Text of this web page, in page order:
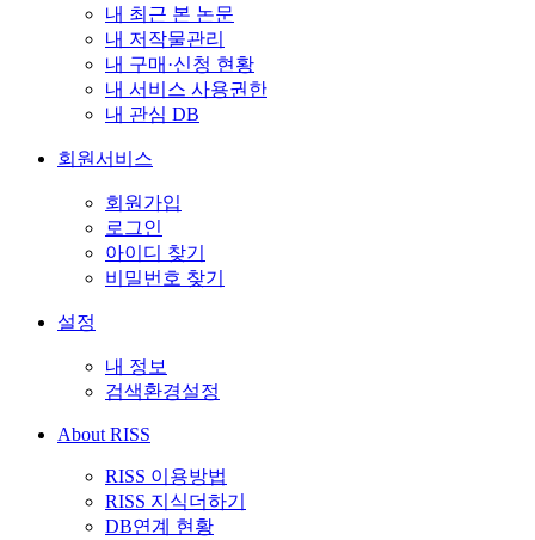
내 최근 본 논문
내 저작물관리
내 구매·신청 현황
내 서비스 사용권한
내 관심 DB
회원서비스
회원가입
로그인
아이디 찾기
비밀번호 찾기
설정
내 정보
검색환경설정
About RISS
RISS 이용방법
RISS 지식더하기
DB연계 현황